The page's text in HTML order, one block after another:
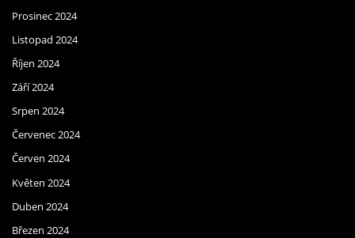
Prosinec 2024
Listopad 2024
Říjen 2024
Září 2024
Srpen 2024
Červenec 2024
Červen 2024
Květen 2024
Duben 2024
Březen 2024